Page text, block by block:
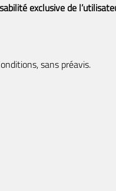
exclusive de
sans préavis.